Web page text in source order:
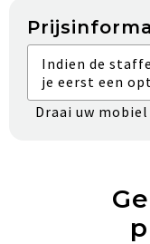
Indien de
je eerst een
Draai uw